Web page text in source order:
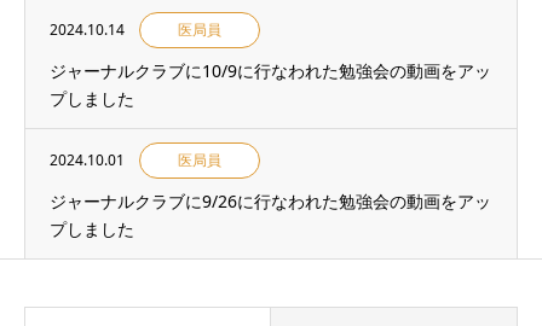
2024.10.14 医局員
ジャーナルクラブに10/9に行なわれた勉強会の動画をアッ
プしました
2024.10.01 医局員
ジャーナルクラブに9/26に行なわれた勉強会の動画をアッ
プしました